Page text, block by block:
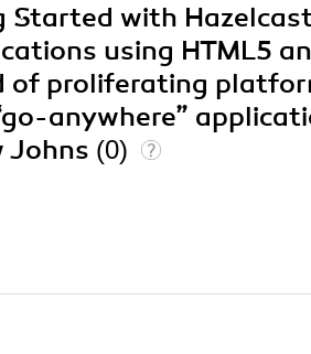
Started with
using HTML5
of proliferating
anywhere”
Johns (0)